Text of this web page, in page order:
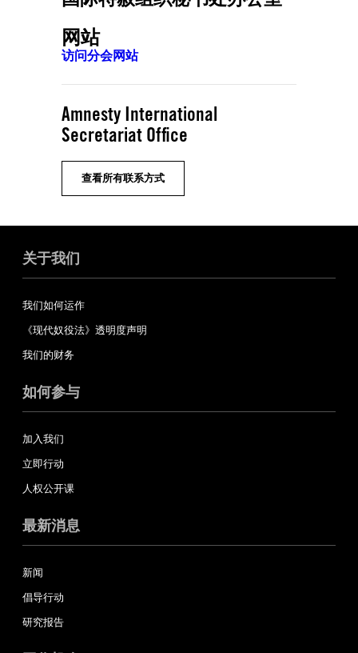
网站
访问分会网站
Amnesty International
Secretariat Office
查看所有联系方式
关于我们
我们如何运作
《现代奴役法》透明度声明
我们的财务
如何参与
加入我们
立即行动
人权公开课
最新消息
新闻
倡导行动
研究报告